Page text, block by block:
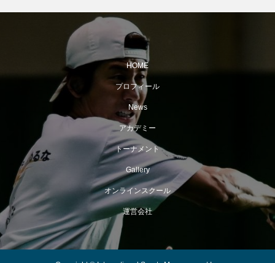
HOME
プロフィール
News
アカデミー
トーナメント
Gallery
オンラインスクール
運営会社